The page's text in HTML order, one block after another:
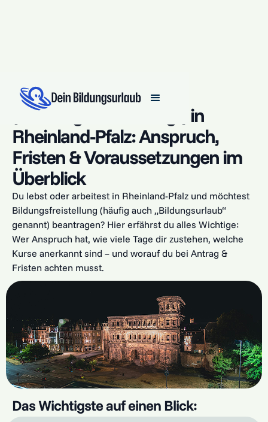
Bildungsurlaub
("Bildungsfreistellung") in
Rheinland-Pfalz: Anspruch,
Fristen & Voraussetzungen im
Überblick
Du lebst oder arbeitest in Rheinland-Pfalz und möchtest
Bildungsfreistellung (häufig auch „Bildungsurlaub“
genannt) beantragen? Hier erfährst du alles Wichtige:
Wer Anspruch hat, wie viele Tage dir zustehen, welche
Kurse anerkannt sind – und worauf du bei Antrag &
Fristen achten musst.
Das Wichtigste auf einen Blick: